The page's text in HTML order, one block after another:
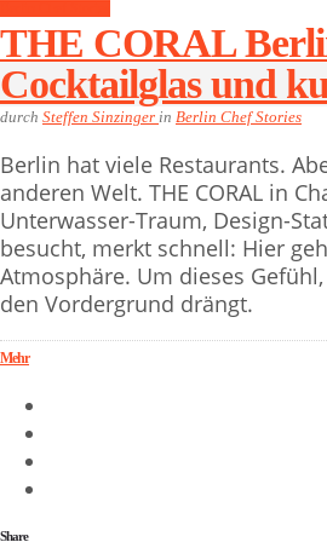
THE CORAL
Cocktailglas und
durch Steffen Sinzinger in Berlin Chef Stories
Berlin hat viele Restaurants.
anderen Welt. THE CORAL in
Unterwasser-Traum, Design-
besucht, merkt schnell: Hier
Atmosphäre. Um dieses
den Vordergrund drängt.
Mehr
Share